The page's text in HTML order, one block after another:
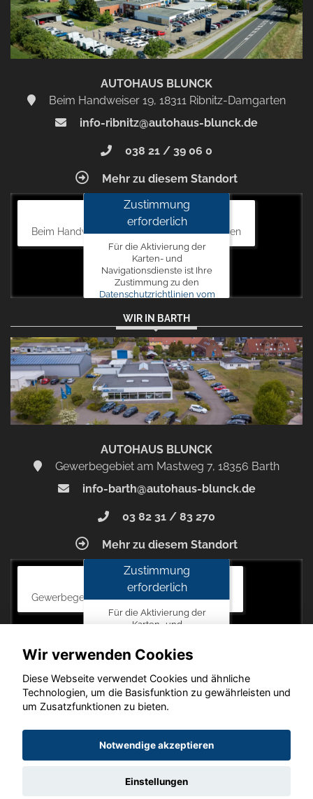
AUTOHAUS BLUNCK
Beim Handweiser 19, 18311 Ribnitz-Damgarten
info-ribnitz@autohaus-blunck.de
038 21 / 39 06 0
Mehr zu diesem Standort
Autohaus Blunck
Beim Handweiser 19, 18311 Ribnitz-Damgarten
Zustimmung
erforderlich
Für die Aktivierung der
Karten- und
Navigationsdienste ist Ihre
Zustimmung zu den
Datenschutzrichtlinien vom
erforderlich.
Zustimmen
und
aktivieren
WIR IN BARTH
AUTOHAUS BLUNCK
Gewerbegebiet am Mastweg 7, 18356 Barth
info-barth@autohaus-blunck.de
03 82 31 / 83 270
Mehr zu diesem Standort
Autohaus Blunck
Gewerbegebiet am Mastweg 7, 18356 Barth
Zustimmung
erforderlich
Für die Aktivierung der
Karten- und
Zustimmung zu den
Datenschutzrichtlinien vom
erforderlich.
Zustimmen
und
aktivieren
Copyright © 2026. Autohaus Blunck
Wir verwenden Cookies
Diese Webseite verwendet Cookies und ähnliche
Technologien, um die Basisfunktion zu gewährleisten und
um Zusatzfunktionen zu bieten.
Notwendige akzeptieren
Einstellungen